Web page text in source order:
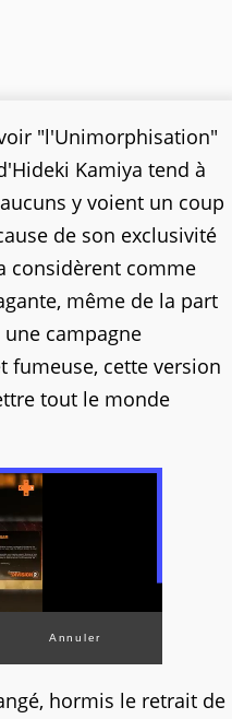
"l'Unimorphisation"
Kamiya tend à
y voient un coup
de son exclusivité
considèrent comme
même de la part
une campagne
fumeuse, cette version
tout le monde
Annuler
hormis le retrait de